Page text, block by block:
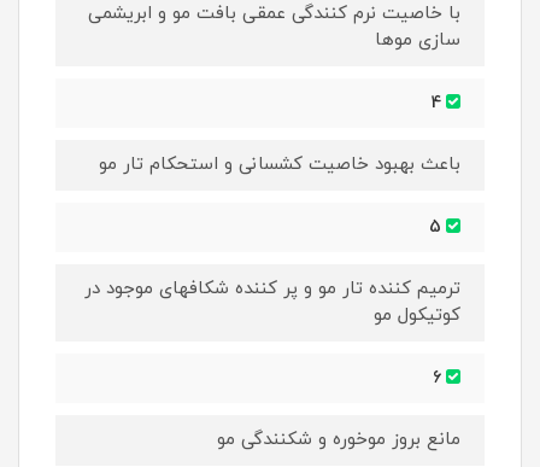
با خاصیت نرم کنندگی عمقی بافت مو و ابریشمی
سازی موها
باعث بهبود خاصیت کشسانی و استحکام تار مو
ترمیم کننده تار مو و پر کننده شکافهای موجود در
کوتیکول مو
مانع بروز موخوره و شکنندگی مو